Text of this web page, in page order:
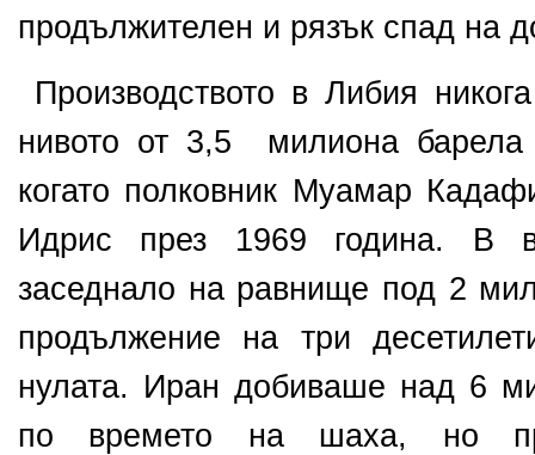
продължителен и рязък спад на
Производството в Либия
нивото от 3,5 милиона
когато полковник Муамар
Идрис през 1969 година. В
заседнало на равнище под 2
продължение на три
нулата. Иран добиваше над 6
по времето на шаха, но